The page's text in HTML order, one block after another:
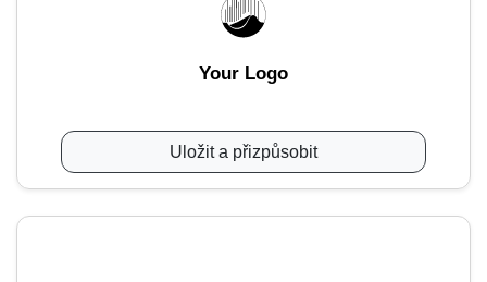
Your Logo
Uložit a přizpůsobit